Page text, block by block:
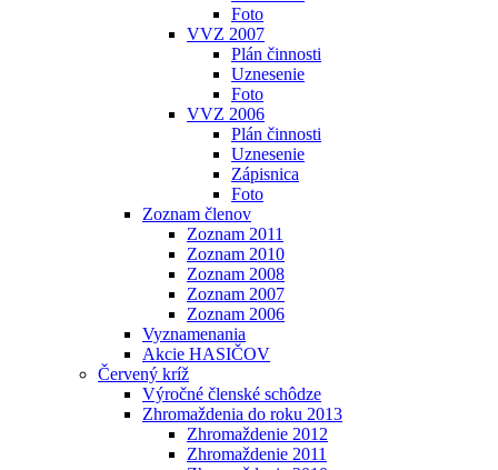
Foto
VVZ 2007
Plán činnosti
Uznesenie
Foto
VVZ 2006
Plán činnosti
Uznesenie
Zápisnica
Foto
Zoznam členov
Zoznam 2011
Zoznam 2010
Zoznam 2008
Zoznam 2007
Zoznam 2006
Vyznamenania
Akcie HASIČOV
Červený kríž
Výročné členské schôdze
Zhromaždenia do roku 2013
Zhromaždenie 2012
Zhromaždenie 2011